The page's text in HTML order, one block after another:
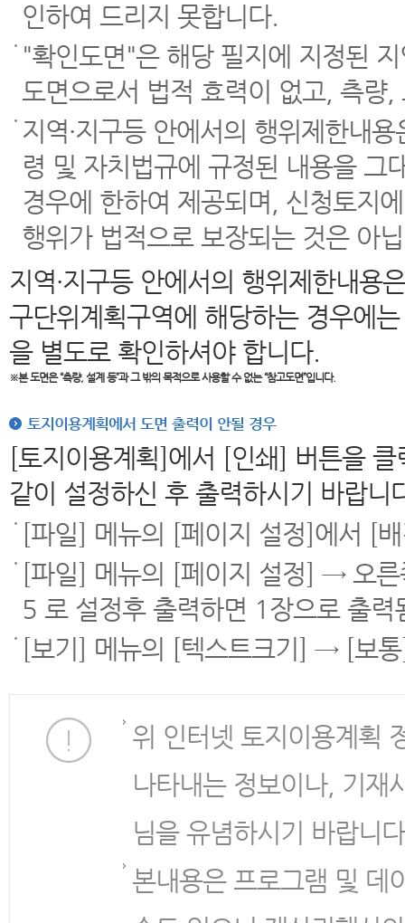
인하여 드리지 못합니다.
"확인도면"은 해당 필지에 지정된
도면으로서 법적 효력이 없고, 측량
지역·지구등 안에서의 행위제한내
령 및 자치법규에 규정된 내용을 그
경우에 한하여 제공되며, 신청토지
행위가 법적으로 보장되는 것은 아
지역·지구등 안에서의 행위제한내용
구단위계획구역에 해당하는 경우에
을 별도로 확인하셔야 합니다.
※본 도면은“측량, 설계 등”과 그 밖의 목적으로 사용할 수 없는 “참고도면”입니다.
토지이용계획에서 도면 출력이 안될 경우
[토지이용계획]에서 [인쇄] 버튼을
같이 설정하신 후 출력하시기 바랍니
[파일] 메뉴의 [페이지 설정]에서 [
[파일] 메뉴의 [페이지 설정] → 오
5 로 설정후 출력하면 1장으로 출력
[보기] 메뉴의 [텍스트크기] → [보
위 인터넷 토지이용계획
나타내는 정보이나, 기재
님을 유념하시기 바랍니
본내용은 프로그램 및 데